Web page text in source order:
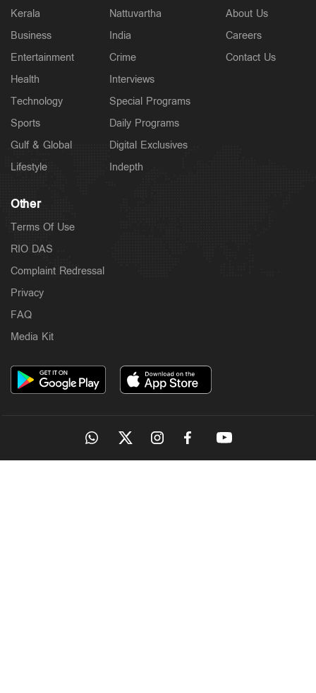
Kerala
Business
Entertainment
Health
Technology
Sports
Gulf & Global
Lifestyle
Nattuvartha
India
Crime
Interviews
Special Programs
Daily Programs
Digital Exclusives
Indepth
About Us
Careers
Contact Us
Other
Terms Of Use
RIO DAS
Complaint Redressal
Privacy
FAQ
Media Kit